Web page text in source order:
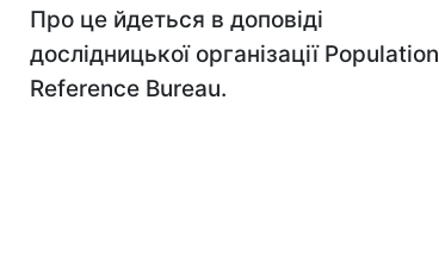
Про це йдеться в доповіді
дослідницької організації Population
Reference Bureau.